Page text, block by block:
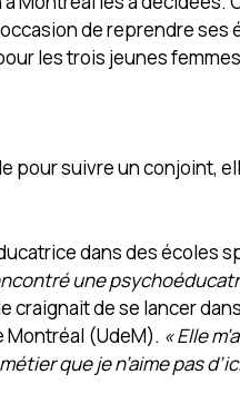
de reprendre ses
les trois jeunes
pour suivre un conjoint,
dans des écoles
une
craignait de se lancer
Montréal (UdeM). « Elle
que je n’aime pas